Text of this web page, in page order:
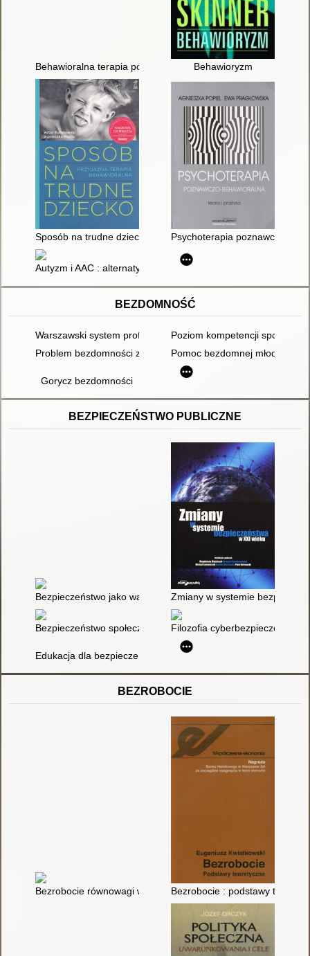
Behawioralna terapia poznawcza Behawioryzm
Sposób na trudne dziecko : przyjazna terapia behawioralna :
Psychoterapia poznawczo-
Autyzm i AAC : alternatywne i wspomagające sposoby
BEZDOMNOŚĆ
Warszawski system profilaktyki bezdomności i pomocy
Poziom kompetencji
Problem bezdomności z perspektywy polityki społecznej na
Pomoc bezdomnej młodzieży
Gorycz bezdomności
BEZPIECZEŃSTWO PUBLICZNE
Bezpieczeństwo jako wartość konstytucyjna
Zmiany w systemie
Bezpieczeństwo społeczne : ewolucja, instytucje, zagrożenia
Filozofia cyberbezpieczeństwa
Edukacja dla bezpieczeństwa : podręcznik dla szkół
BEZROBOCIE
Bezrobocie równowagi w PolsceBezrobocie : podstawy